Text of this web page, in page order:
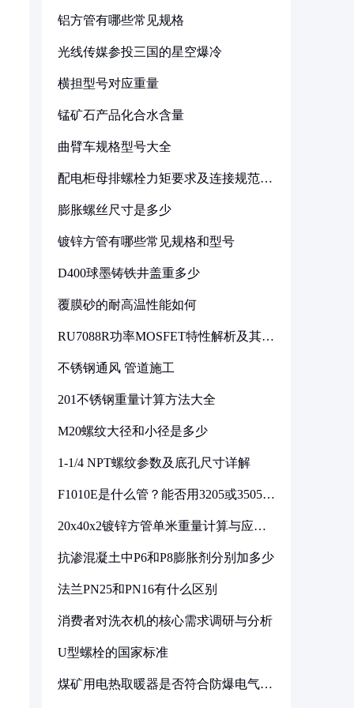
铝方管有哪些常见规格
光线传媒参投三国的星空爆冷
横担型号对应重量
锰矿石产品化合水含量
曲臂车规格型号大全
配电柜母排螺栓力矩要求及连接规范详
膨胀螺丝尺寸是多少
镀锌方管有哪些常见规格和型号
D400球墨铸铁井盖重多少
覆膜砂的耐高温性能如何
RU7088R功率MOSFET特性解析及其在
不锈钢通风 管道施工
201不锈钢重量计算方法大全
M20螺纹大径和小径是多少
1-1/4 NPT螺纹参数及底孔尺寸详解
F1010E是什么管？能否用3205或3505代
20x40x2镀锌方管单米重量计算与应用
抗渗混凝土中P6和P8膨胀剂分别加多少
法兰PN25和PN16有什么区别
消费者对洗衣机的核心需求调研与分析
U型螺栓的国家标准
煤矿用电热取暖器是否符合防爆电气设